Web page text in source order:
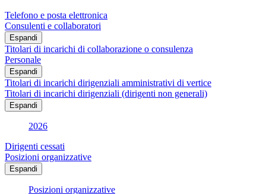
Telefono e posta elettronica
Consulenti e collaboratori
Espandi
Titolari di incarichi di collaborazione o consulenza
Personale
Espandi
Titolari di incarichi dirigenziali amministrativi di vertice
Titolari di incarichi dirigenziali (dirigenti non generali)
Espandi
2026
Dirigenti cessati
Posizioni organizzative
Espandi
Posizioni organizzative